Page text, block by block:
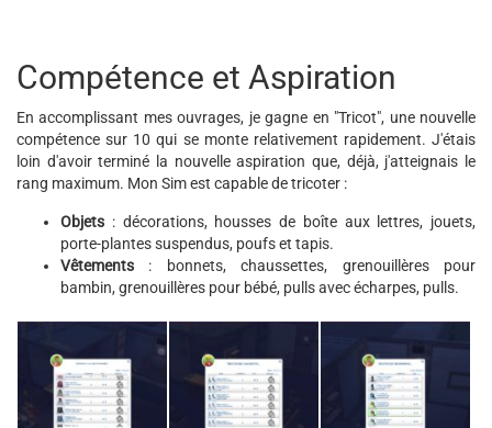
Compétence et Aspiration
En accomplissant mes ouvrages, je gagne en "Tricot", une nouvelle
compétence sur 10 qui se monte relativement rapidement. J'étais
loin d'avoir terminé la nouvelle aspiration que, déjà, j'atteignais le
rang maximum. Mon Sim est capable de tricoter :
Objets : décorations, housses de boîte aux lettres, jouets,
porte-plantes suspendus, poufs et tapis.
Vêtements : bonnets, chaussettes, grenouillères pour
bambin, grenouillères pour bébé, pulls avec écharpes, pulls.